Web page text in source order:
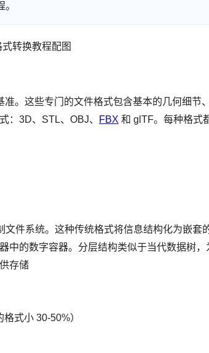
。这些专门的文件格式包含基本的几何细节
：3D、STL、OBJ、
FBX 和 glTF。每种格式
件系统。这种传统格式将信息结构化为嵌套
中的数字容器。分层结构类似于当代数据树，
存储
式小 30-50%）